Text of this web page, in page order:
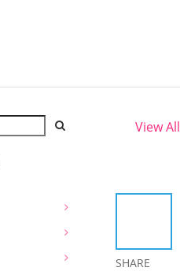
View All
SHARE